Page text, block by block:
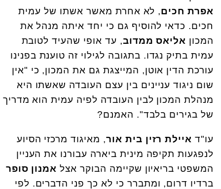
אפרת חכים, לא אחרת מאשר אשתו של עמית
חכים. כדאי להוסיף גם כי יחד איתה מנהל את
המכון אליאס ממדוב, עד אופי שהעיד לטובת
עמית בתיק נגדו. בתגובה לגילוי זה טוענת בפנינו
עורכת הדין אוטן, המייצגת גם את המכון, כי "אין
שום ניגוד עניינים בין עצם העובדה שאשתו היא
מנהלת המכון לבין העובדה לפיה עמית הוא מדריך
של בגירים בלבד". האמנם?
עו"ד איילת רזין בית אור, מאיגוד מרכזי הסיוע
לנפגעות תקיפה מינית ביארה עבורנו את העניין
המשפטי בריאיון שקיימה הבוקר אצל אמנון סופר
ברדיו דרום, ומתברר כי לא כך פני הדברים. לפי